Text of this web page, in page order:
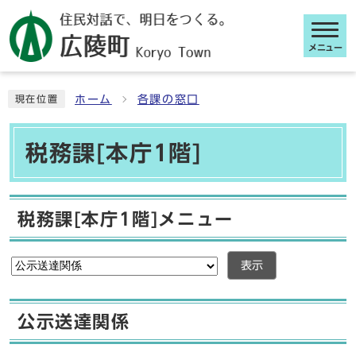
メニュー
現在位置 ホーム 各課の窓口
税務課[本庁1階]
税務課[本庁1階]メニュー
表示
公示送達関係